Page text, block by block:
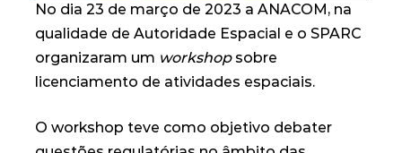
No dia 23 de março de 2023 a ANACOM, na
qualidade de Autoridade Espacial e o SPARC
organizaram um workshopsobre
licenciamento de atividades espaciais.
O workshop teve como objetivo debater